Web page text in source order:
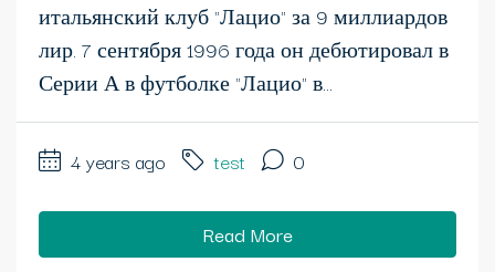
итальянский клуб "Лацио" за 9 миллиардов
лир. 7 сентября 1996 года он дебютировал в
Серии А в футболке "Лацио" в...
4 years ago test 0
Read More